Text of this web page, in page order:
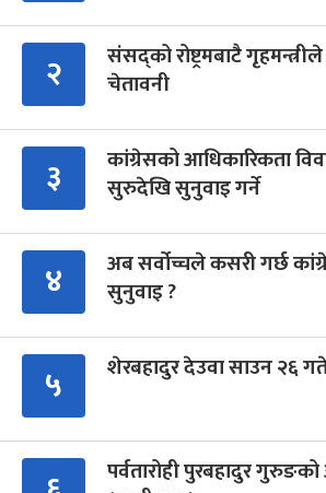
२
संसद्को रोष्ट्रमबाटै गृहमन्त्रीले
चेतावनी
३
कांग्रेसको आधिकारिकता
सुरुदेखि सुनुवाइ गर्ने
४
अब सर्वोच्चले कसरी गर्छ
सुनुवाइ ?
५ शेरबहादुर देउवा साउन २६
पर्वतारोही पुरबहादुर गुरुङको